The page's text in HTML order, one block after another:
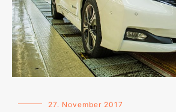
27. November 2017